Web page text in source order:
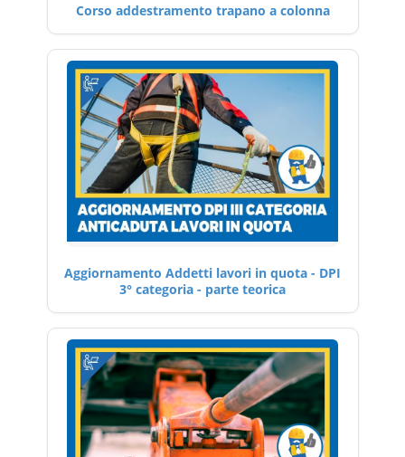
Corso addestramento trapano a colonna
Aggiornamento Addetti lavori in quota - DPI
3° categoria - parte teorica